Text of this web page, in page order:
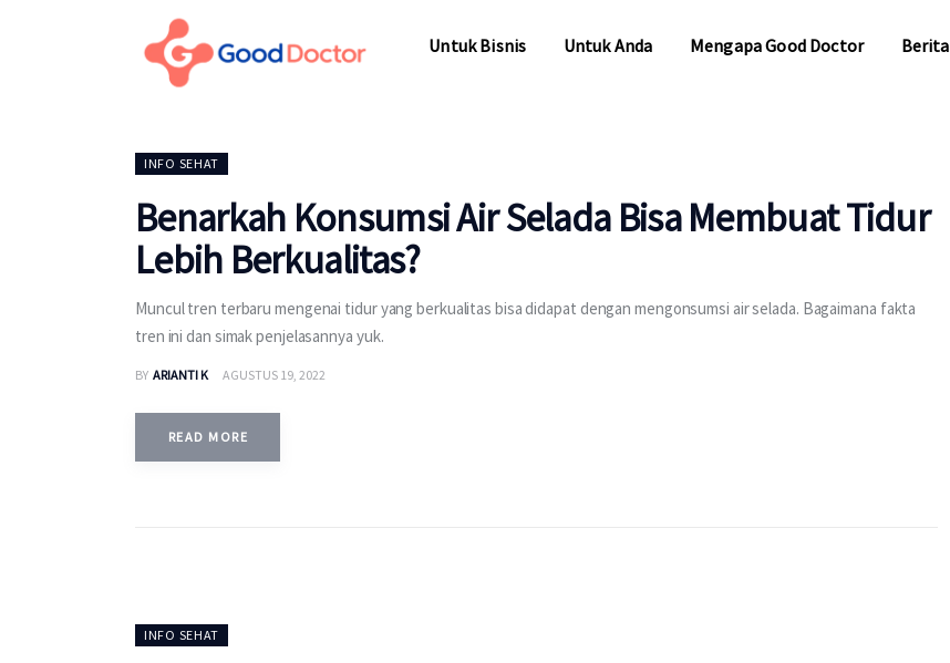
Untuk Bisnis Untuk Anda Mengapa Good Doctor Berita
INFO SEHAT
Benarkah Konsumsi Air Selada Bisa Membuat Tidur
Lebih Berkualitas?
Muncul tren terbaru mengenai tidur yang berkualitas bisa didapat dengan mengonsumsi air selada. Bagaimana fakta
tren ini dan simak penjelasannya yuk.
BY ARIANTI K AGUSTUS 19, 2022
READ MORE
INFO SEHAT